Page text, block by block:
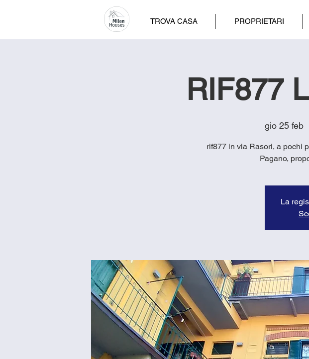
TROVA CASA PROPRIETARI
RIF877
gio 25 feb
rif877 in via Rasori, a pochi
Pagano,
La